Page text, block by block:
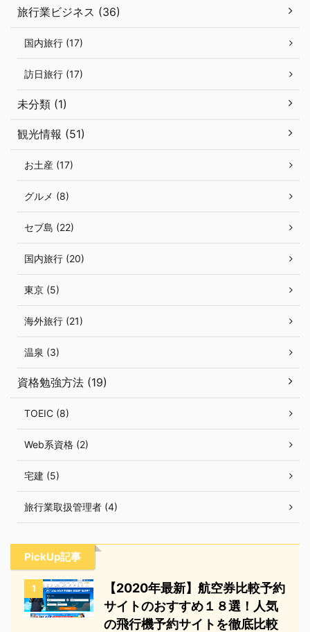
旅行業ビジネス (36)
国内旅行 (17)
訪日旅行 (17)
未分類 (1)
観光情報 (51)
お土産 (17)
グルメ (8)
セブ島 (22)
国内旅行 (20)
東京 (5)
海外旅行 (21)
温泉 (3)
資格勉強方法 (19)
TOEIC (8)
Web系資格 (2)
宅建 (5)
旅行業取扱管理者 (4)
PickUp記事
1
【2020年最新】航空券比較予約
サイトのおすすめ１８選！人気
の飛行機予約サイトを徹底比較